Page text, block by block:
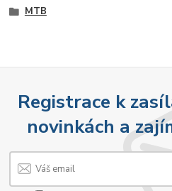
MTB
Registrace k
novinkách a